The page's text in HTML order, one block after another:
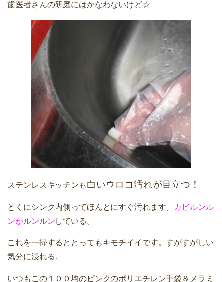
歯医者さんの研磨にはかなわないけど☆
ステンレスキッチンも白いウロコ汚れが目立つ！
とくにシンク内側ってほんとにすぐ汚れます。
カビルンル
ンがルンルン している。
これを一掃するととってもキモチイイです。すがすがしい
気分に浸れる。
いつもこの１００均のピンクのポリエチレン手袋＆メラミ